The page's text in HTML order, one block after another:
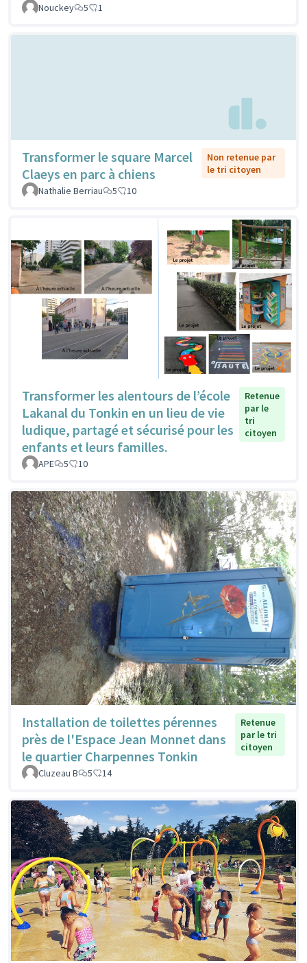
Nouckey
5 1
Transformer le square Marcel
Claeys en parc à chiens
Non retenue par
le tri citoyen
Nathalie Berriau
5 10
Transformer les alentours de l’école
Lakanal du Tonkin en un lieu de vie
ludique, partagé et sécurisé pour les
enfants et leurs familles.
Retenue
par le
tri
citoyen
APE 5 10
Installation de toilettes pérennes
près de l'Espace Jean Monnet dans
le quartier Charpennes Tonkin
Retenue
par le tri
citoyen
Cluzeau B 5 14